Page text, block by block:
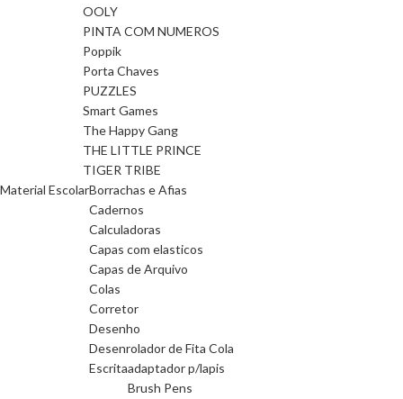
OOLY
PINTA COM NUMEROS
Poppik
Porta Chaves
PUZZLES
Smart Games
The Happy Gang
THE LITTLE PRINCE
TIGER TRIBE
Material EscolarBorrachas e Afias
Cadernos
Calculadoras
Capas com elasticos
Capas de Arquivo
Colas
Corretor
Desenho
Desenrolador de Fita Cola
Escritaadaptador p/lapis
Brush Pens